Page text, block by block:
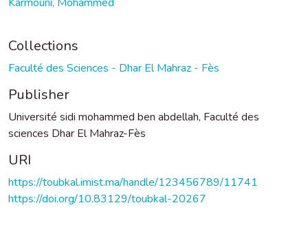
Collections
Faculté des Sciences - Dhar El Mahraz - Fès
Publisher
Université sidi mohammed ben abdellah, Faculté des
sciences Dhar El Mahraz-Fès
URI
https://toubkal.imist.ma/handle/123456789/11741
https://doi.org/10.83129/toubkal-20267